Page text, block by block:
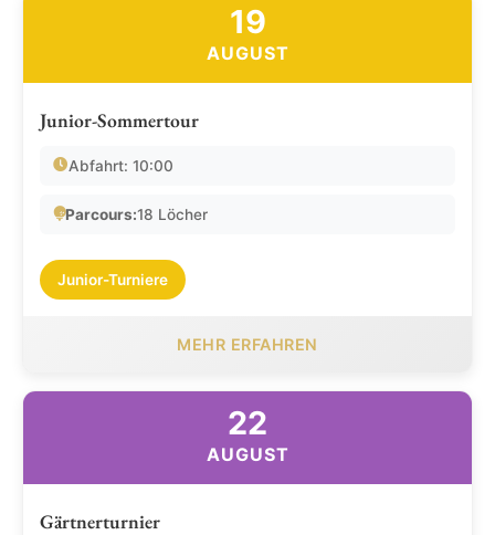
19
AUGUST
Junior-Sommertour
Abfahrt: 10:00
Parcours:18 Löcher
Junior-Turniere
MEHR ERFAHREN
22
AUGUST
Gärtnerturnier